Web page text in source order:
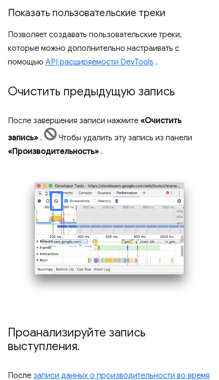
Показать пользовательские треки
Позволяет создавать пользовательские треки,
которые можно дополнительно настраивать с
помощью API расширяемости DevTools .
Очистить предыдущую запись
После завершения записи нажмите «Очистить
запись» .
Чтобы удалить эту запись из панели
«Производительность» .
Проанализируйте запись
выступления.
После записи данных о производительности во время